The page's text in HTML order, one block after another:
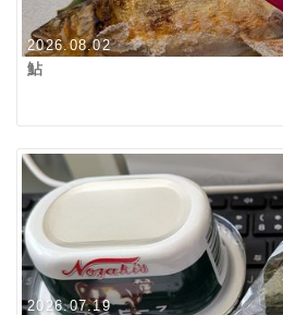
2026.08.02
鮎
2026.07.19